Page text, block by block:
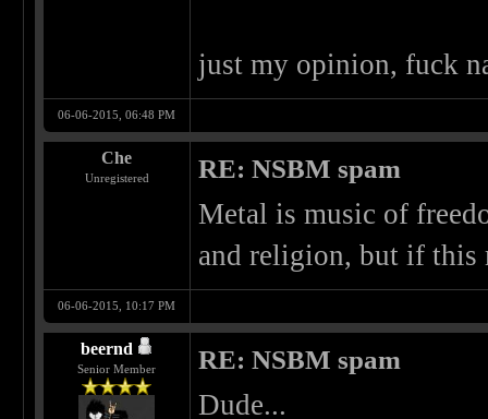
just my opinion, fuck
06-06-2015, 06:48 PM
Che
Unregistered RE: NSBM spam
Metal is music of
and religion, but if this
06-06-2015, 10:17 PM
beernd
Senior Member RE: NSBM spam
Dude...